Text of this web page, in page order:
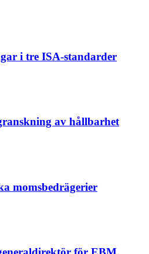
i tre ISA-standarder
av hållbarhet
momsbedrägerier